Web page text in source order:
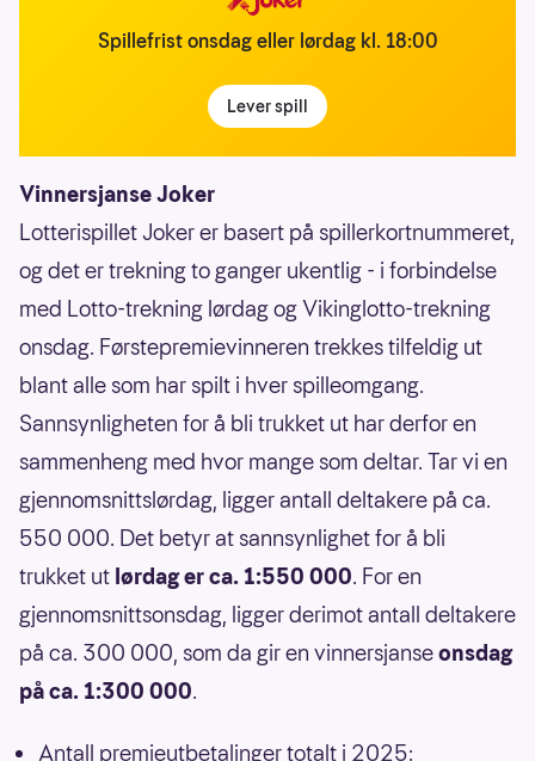
Spillefrist onsdag eller lørdag kl. 18:00
Lever spill
Vinnersjanse Joker
Lotterispillet Joker er basert på spillerkortnummeret,
og det er trekning to ganger ukentlig - i forbindelse
med Lotto-trekning lørdag og Vikinglotto-trekning
onsdag. Førstepremievinneren trekkes tilfeldig ut
blant alle som har spilt i hver spilleomgang.
Sannsynligheten for å bli trukket ut har derfor en
sammenheng med hvor mange som deltar. Tar vi en
gjennomsnittslørdag, ligger antall deltakere på ca.
550 000. Det betyr at sannsynlighet for å bli
trukket ut lørdag er ca. 1:550 000. For en
gjennomsnittsonsdag, ligger derimot antall deltakere
på ca. 300 000, som da gir en vinnersjanseonsdag
på ca. 1:300 000.
Antall premieutbetalinger totalt i 2025: